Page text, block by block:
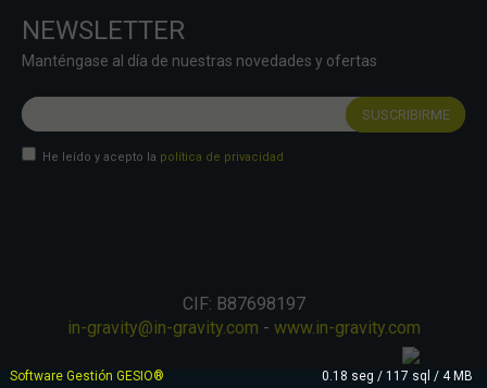
NEWSLETTER
Manténgase al día de nuestras novedades y ofertas
He leído y acepto la política de privacidad
CIF: B87698197
in-gravity@in-gravity.com - www.in-gravity.com
Software Gestión GESIO® 0.18 seg / 117 sql / 4 MB